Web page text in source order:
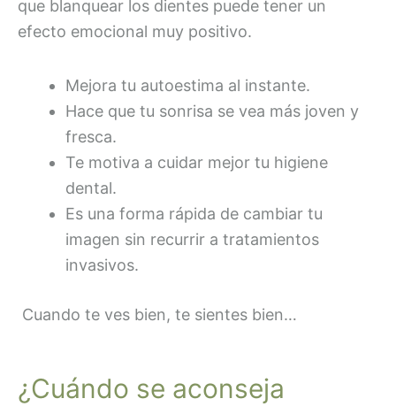
que blanquear los dientes puede tener un
efecto emocional muy positivo.
Mejora tu autoestima al instante.
Hace que tu sonrisa se vea más joven y
fresca.
Te motiva a cuidar mejor tu higiene
dental.
Es una forma rápida de cambiar tu
imagen sin recurrir a tratamientos
invasivos.
Cuando te ves bien, te sientes bien…
¿Cuándo se aconseja